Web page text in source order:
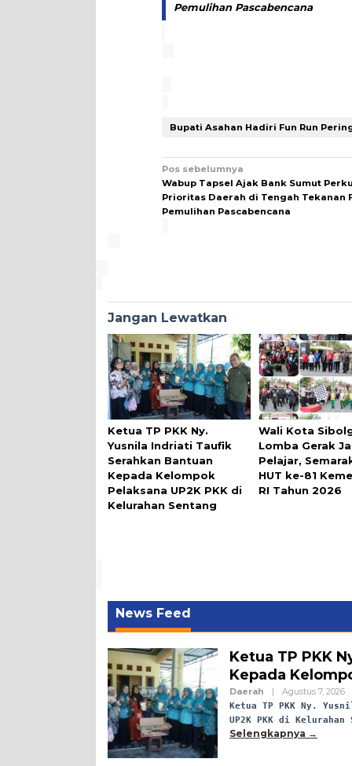
Pemulihan Pascabencana
Bupati Asahan Hadiri Fun Run
Navigasi
pos
Pos sebelumnya
Wabup Tapsel Ajak Bank Sumut
Prioritas Daerah di Tengah Tekanan
Pemulihan Pascabencana
Jangan Lewatkan
Ketua TP PKK Ny.
Yusnila Indriati Taufik
Serahkan Bantuan
Kepada Kelompok
Pelaksana UP2K PKK di
Kelurahan Sentang
Wali Kota
Lomba Gerak
Pelajar,
HUT ke-81
RI Tahun 2026
News Feed
Ketua TP PKK
Kepada
Daerah |
Agustus 7, 2026
Ketua TP PKK Ny.
UP2K PKK di Kelurahan
Selengkapnya